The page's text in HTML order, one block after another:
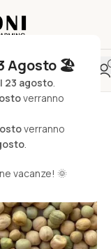
Agosto 🏖️
23 agosto.
verranno
verranno
.
vacanze! 🌞